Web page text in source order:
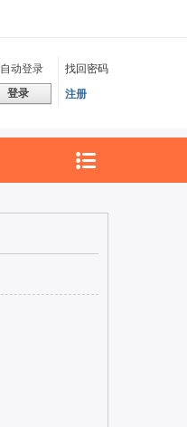
自动登录
找回密码
登录 注册